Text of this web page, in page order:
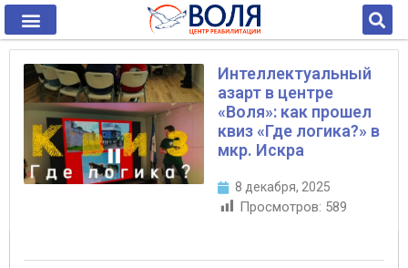
Интеллектуальный
азарт в центре
«Воля»: как прошел
квиз «Где логика?» в
мкр. Искра
8 декабря, 2025
Просмотров: 589